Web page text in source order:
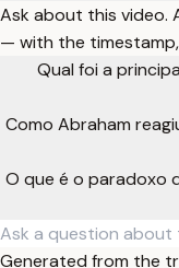
Ask about this video.
— with the
Qual foi a
Como Abraham
O que é o paradoxo
Generated from the